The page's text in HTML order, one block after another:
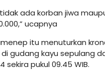
ada korban jiwa
ucapnya
itu menuturkan
gudang kayu sepulang
sekira pukul 09.45 WIB.